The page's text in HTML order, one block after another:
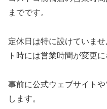
までです。
定休日は特に設けていま
ト時には営業時間が変更
事前に公式ウェブサイト
します。